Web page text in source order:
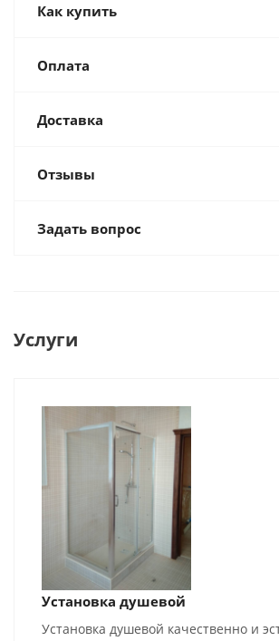
Как купить
Оплата
Доставка
Отзывы
Задать вопрос
Услуги
Установка душевой
Установка душевой качественно и